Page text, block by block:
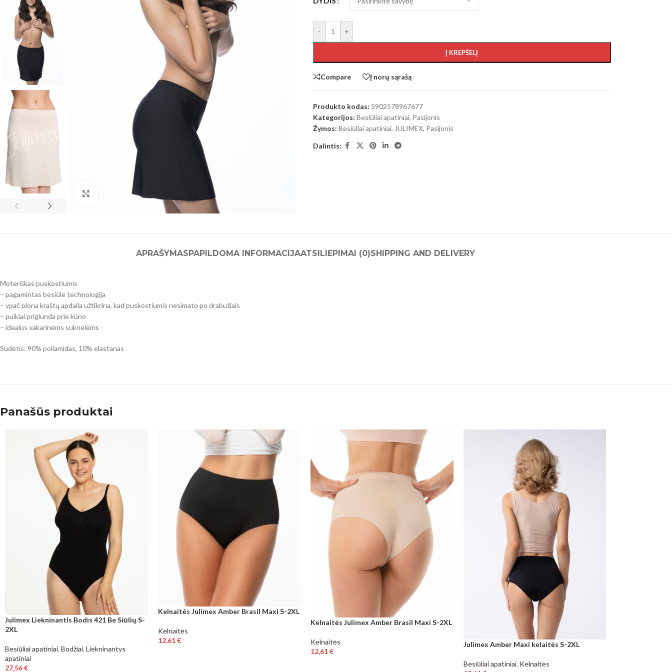
Click to enlarge
- +
Į KREPŠELĮ
Compare Į norų sąrašą
Produkto kodas: 5902578967677
Kategorijos: Besiūliai apatiniai, Pasijonis
Žymos: Besiūliai apatiniai, JULIMEX, Pasijonis
Dalintis:
APRAŠYMASPAPILDOMA INFORMACIJAATSILIEPIMAI (0)SHIPPING AND DELIVERY
Moteriškas puskostiumis
– pagamintas besiūle technologija
– ypač plona kraštų apdaila užtikrina, kad puskostiumis nesimato po drabužiais
– puikiai priglunda prie kūno
– idealus vakarinėms suknelėms
Sudėtis: 90% poliamidas, 10% elastanas
Panašūs produktai
Julimex Liekninantis Bodis 421 Be Siūlių S-
2XL
Besiūliai apatiniai, Bodžiai, Liekninantys
apatiniai
27,56€
Kelnaitės Julimex Amber Brasil Maxi S-2XL
Kelnaitės
12,61€
Kelnaitės Julimex Amber Brasil Maxi S-2XL
Kelnaitės
12,61€
Julimex Amber Maxi kelaitės S-2XL
Besiūliai apatiniai, Kelnaitės